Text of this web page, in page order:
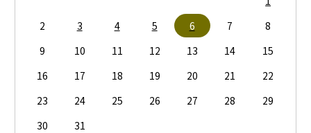
2
3 4 5 6 7
8
9
10 11 12 13 14
15
16
17 18 19 20 21
22
23
24 25 26 27 28
29
30
31